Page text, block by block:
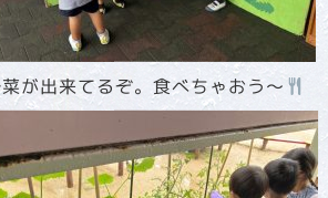
が出来てるぞ。食べちゃおう～